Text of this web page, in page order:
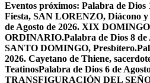
Eventos próximos: Palabra de Dios
Fiesta, SAN LORENZO, Diácono
de Agosto de 2026. XIX
ORDINARIO.Palabra de Dios 8
SANTO DOMINGO, Presbítero.
2026. Cayetano de Thiene,
TeatinosPalabra de Dios 6 de
TRANSFIGURACIÓN DEL